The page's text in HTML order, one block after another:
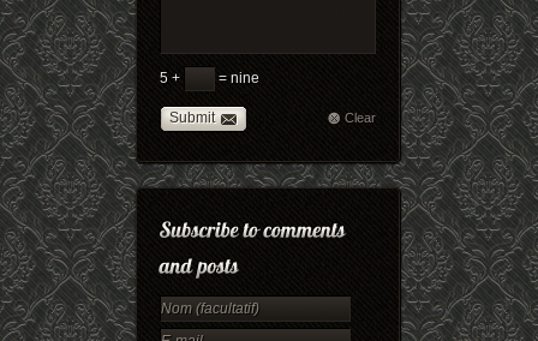
5 + = nine
Submit Clear